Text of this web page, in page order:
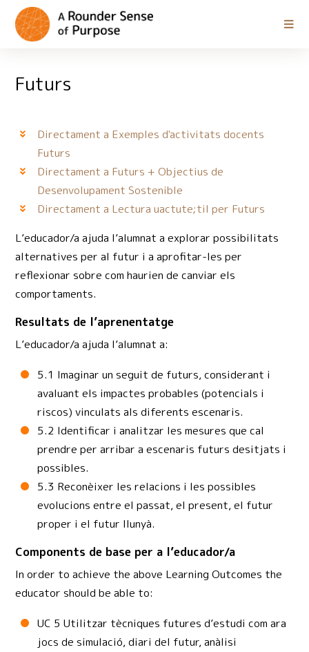
Futurs
Directament a Exemples d'activitats docents
Futurs
Directament a Futurs + Objectius de
Desenvolupament Sostenible
Directament a Lectura uactute;til per Futurs
L’educador/a ajuda l’alumnat a explorar possibilitats
alternatives per al futur i a aprofitar-les per
reflexionar sobre com haurien de canviar els
comportaments.
Resultats de l’aprenentatge
L’educador/a ajuda l’alumnat a:
5.1 Imaginar un seguit de futurs, considerant i
avaluant els impactes probables (potencials i
riscos) vinculats als diferents escenaris.
5.2 Identificar i analitzar les mesures que cal
prendre per arribar a escenaris futurs desitjats i
possibles.
5.3 Reconèixer les relacions i les possibles
evolucions entre el passat, el present, el futur
proper i el futur llunyà.
Components de base per a l’educador/a
In order to achieve the above Learning Outcomes the
educator should be able to:
UC 5 Utilitzar tècniques futures d’estudi com ara
jocs de simulació, diari del futur, anàlisi